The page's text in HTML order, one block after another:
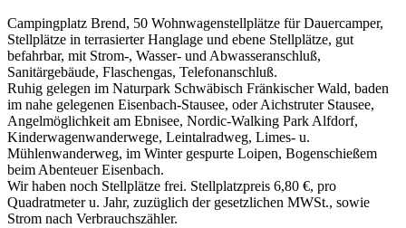
Campingplatz Brend, 50 Wohnwagenstellplätze für Dauercamper,
Stellplätze in terrasierter Hanglage und ebene Stellplätze, gut
befahrbar, mit Strom-, Wasser- und Abwasseranschluß,
Sanitärgebäude, Flaschengas, Telefonanschluß.
Ruhig gelegen im Naturpark Schwäbisch Fränkischer Wald, baden
im nahe gelegenen Eisenbach-Stausee, oder Aichstruter Stausee,
Angelmöglichkeit am Ebnisee, Nordic-Walking Park Alfdorf,
Kinderwagenwanderwege, Leintalradweg, Limes- u.
Mühlenwanderweg, im Winter gespurte Loipen, Bogenschießem
beim Abenteuer Eisenbach.
Wir haben noch Stellplätze frei. Stellplatzpreis 6,80 €, pro
Quadratmeter u. Jahr, zuzüglich der gesetzlichen MWSt., sowie
Strom nach Verbrauchszähler.